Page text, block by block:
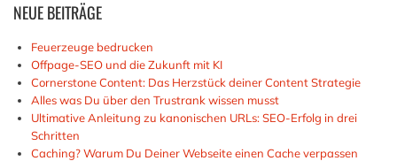
NEUEBEITRÄGE
Feuerzeuge bedrucken
Offpage-SEO und die Zukunft mit KI
Cornerstone Content: Das Herzstück deiner Content Strategie
Alles was Du über den Trustrank wissen musst
Ultimative Anleitung zu kanonischen URLs: SEO-Erfolg in drei
Schritten
Caching? Warum Du Deiner Webseite einen Cache verpassen